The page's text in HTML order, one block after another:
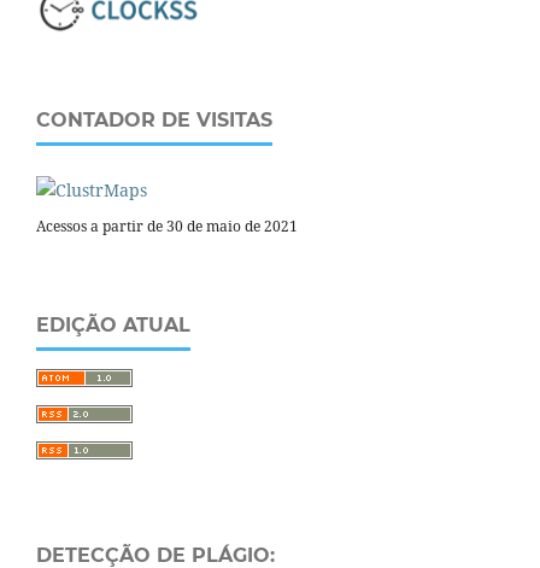
CONTADOR DE VISITAS
Acessos a partir de 30 de maio de 2021
EDIÇÃO ATUAL
DETECÇÃO DE PLÁGIO: